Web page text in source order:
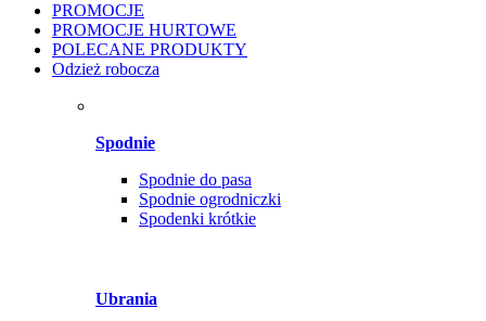
PROMOCJE
PROMOCJE HURTOWE
POLECANE PRODUKTY
Odzież robocza
Spodnie
Spodnie do pasa
Spodnie ogrodniczki
Spodenki krótkie
Ubrania